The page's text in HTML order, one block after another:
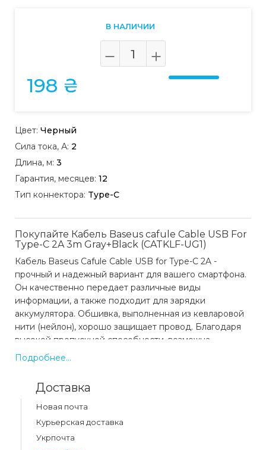
В НАЛИЧИИ
198 ₴
Цвет: Черный
Сила тока, А: 2
Длина, м: 3
Гарантия, месяцев: 12
Тип коннектора: Type-C
Покупайте Кабель Baseus cafule Cable USB For
Type-C 2A 3m Gray+Black (CATKLF-UG1)
Кабель Baseus Cafule Cable USB for Type-C 2A -
прочный и надежный вариант для вашего смартфона.
Он качественно передает различные виды
информации, а также подходит для зарядки
аккумулятора. Обшивка, выполненная из кевларовой
нити (нейлон), хорошо защищает провод. Благодаря
высокой пропускной способности, возможна
передача данных на скорости до 480 Мбит/с, а также
быстрая зарядка. На изгибе шнур защищен от
Сдержанно и стильно выглядит двухцветное
исполнение.
Какая цена на кабель baseus cafule cable usb
Подробнее...
Доставка
Новая почта
Курьерская доставка
Укрпочта